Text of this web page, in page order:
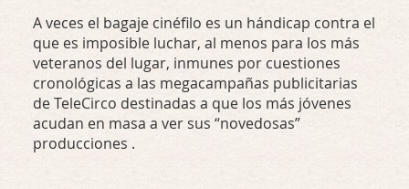
A veces el bagaje cinéfilo es un hándicap contra el
que es imposible luchar, al menos para los más
veteranos del lugar, inmunes por cuestiones
cronológicas a las megacampañas publicitarias
de TeleCirco destinadas a que los más jóvenes
acudan en masa a ver sus “novedosas”
producciones .